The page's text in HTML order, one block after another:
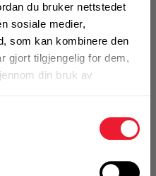
du bruker nettstedet
sosiale medier,
som kan kombinere den
gjort tilgjengelig for dem,
din bruk av
KJØP
Handleliste